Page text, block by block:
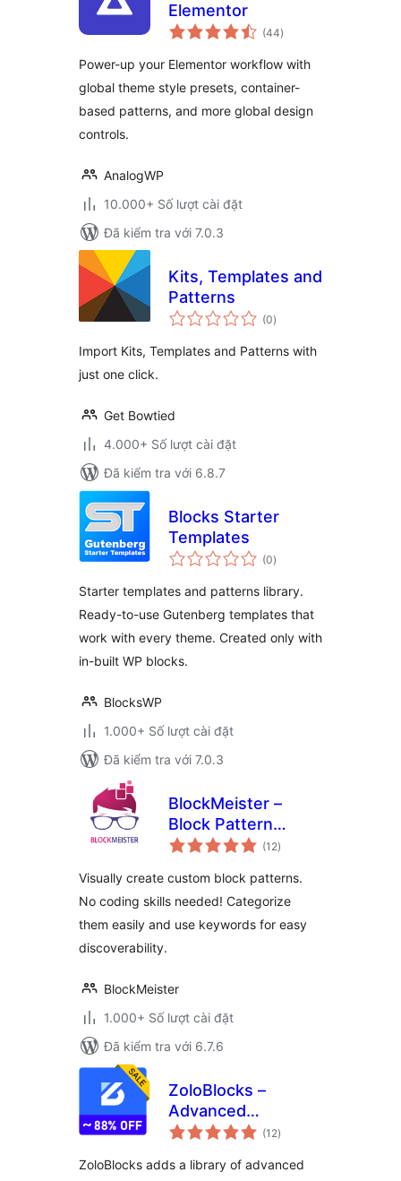
Elementor
(44tổng
đánh
)
Power-up your Elementor workflow with
global theme style presets, container-
based patterns, and more global design
controls.
AnalogWP
10.000+ Số lượt cài đặt
Đã kiểm tra với 7.0.3
Kits, Templates and
Patterns
(0tổng
đánh
)
Import Kits, Templates and Patterns with
just one click.
Get Bowtied
4.000+ Số lượt cài đặt
Đã kiểm tra với 6.8.7
Blocks Starter
Templates
(0tổng
đánh
)
Starter templates and patterns library.
Ready-to-use Gutenberg templates that
work with every theme. Created only with
in-built WP blocks.
BlocksWP
1.000+ Số lượt cài đặt
Đã kiểm tra với 7.0.3
BlockMeister –
Block Pattern
Builder
(12tổng
đánh
)
Visually create custom block patterns.
No coding skills needed! Categorize
them easily and use keywords for easy
discoverability.
BlockMeister
1.000+ Số lượt cài đặt
Đã kiểm tra với 6.7.6
ZoloBlocks –
Advanced
Gutenberg Blocks,
Page Design Toolkit
(12tổng
đánh
)
ZoloBlocks adds a library of advanced